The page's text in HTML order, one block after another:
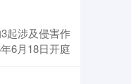
起涉及侵害作
6月18日开庭